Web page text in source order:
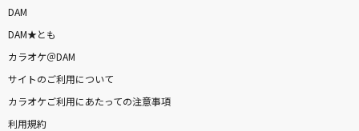
DAM
DAM★とも
カラオケ＠DAM
サイトのご利用について
カラオケご利用にあたっての注意事項
利用規約